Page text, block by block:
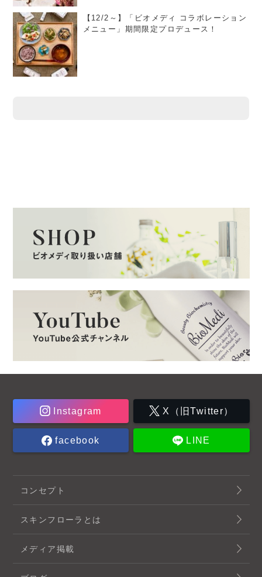
【12/2～】「ビオメディ コラボレーション
メニュー」期間限定プロデュース！
Instagram X（旧Twitter）
facebook LINE
コンセプト
スキンフローラとは
メディア掲載